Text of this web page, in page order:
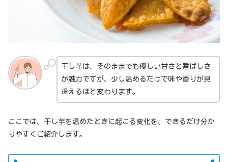
干し芋は、そのままでも優しい甘さと香ばしさ
が魅力ですが、少し温めるだけで味や香りが見
違えるほど変わります。
ここでは、干し芋を温めたときに起こる変化を、できるだけ分か
りやすくご紹介します。